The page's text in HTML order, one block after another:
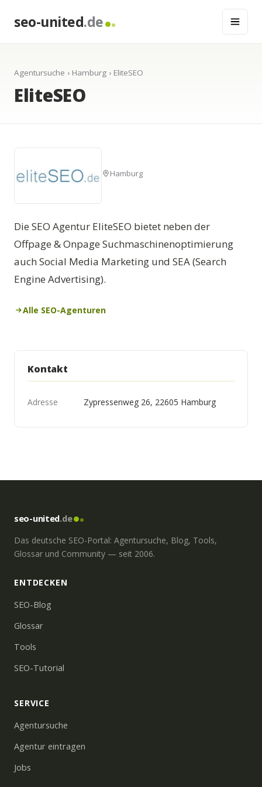
seo-united.de
Agentursuche › Hamburg › EliteSEO
EliteSEO
Hamburg
Die SEO Agentur EliteSEO bietet neben der
Offpage & Onpage Suchmaschinenoptimierung
auch Social Media Marketing und SEA (Search
Engine Advertising).
Alle SEO-Agenturen
Kontakt
Adresse Zypressenweg 26, 22605 Hamburg
seo-united.de
Das deutsche SEO-Portal: Agentursuche, Blog, Tools,
Glossar und Community — seit 2006.
ENTDECKEN
SEO-Blog
Glossar
Tools
SEO-Tutorial
SERVICE
Agentursuche
Agentur eintragen
Jobs